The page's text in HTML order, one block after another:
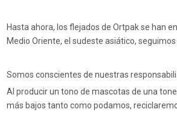
Hasta ahora, los flejados de Ortpak se han
Medio Oriente, el sudeste asiático,
Somos conscientes de nuestras
Al producir un tono de mascotas de una
más bajos tanto como podamos,